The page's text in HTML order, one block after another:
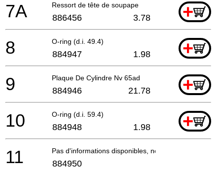
Ressort de tête de soupape +
7A 886456 3.78
O-ring (d.i. 49.4) +
8 884947 1.98
Plaque De Cylindre Nv 65ad +
9 884946 21.78
O-ring (d.i. 59.4) +
10 884948 1.98
Pas d'informations disponibles, non commandable
11 884950